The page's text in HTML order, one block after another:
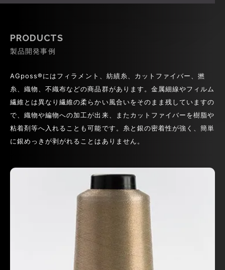
PRODUCTS
製品開発事例
AGposs®にはフィラメント、紡績糸、カットファイバー、撚
糸、織物、不織布などの商品群があります。金属細線やフィルム
繊維とは異なり繊維の柔らかい風合いをそのまま残していますの
で、織物や編物への加工が出来、またカットファイバーを樹脂や
粘着剤等へ入れることも可能です。糸と銀の密着性が強く、簡単
に銀めっきが剥がれることはありません。